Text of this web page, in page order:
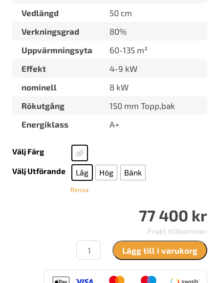
Vedlängd
50 cm
Verkningsgrad
80%
Uppvärmningsyta
60-135 m²
Effekt
4-9 kW
nominell
8 kW
Rökutgång
150 mm Topp,bak
Energiklass
A+
Välj Färg
Välj Utförande Låg Hög Bänk
Rensa
77 400 kr
Frakt tillkommer
Nordpeis
Monaco
Lägg till i varukorg